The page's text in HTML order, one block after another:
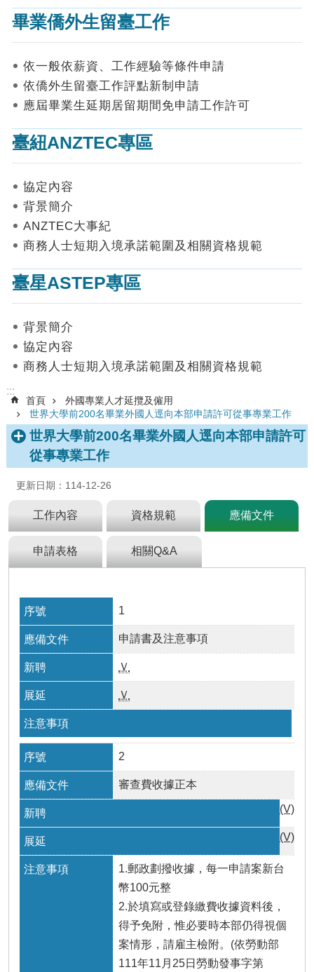
請
進
詢
見
答
統
數
據
首
網
站
覽
絡
我
們
English
權
訊
宣
畢業僑外生留臺工作
依一般依薪資、工作經驗等條件申請
依僑外生留臺工作評點新制申請
應屆畢業生延期居留期間免申請工作許可
臺紐ANZTEC專區
協定內容
背景簡介
ANZTEC大事紀
商務人士短期入境承諾範圍及相關資格規範
臺星ASTEP專區
背景簡介
協定內容
商務人士短期入境承諾範圍及相關資格規範
:::
首頁
外國專業人才延攬及僱用
世界大學前200名畢業外國人逕向本部申請許可從事專業工作
世界大學前200名畢業外國人逕向本部申請許可
從事專業工作
更新日期：114-12-26
工作內容 資格規範 應備文件
申請表格 相關Q&A
1
申請書及注意事項
Ｖ
Ｖ
2
審查費收據正本
(V)
(V)
1.郵政劃撥收據，每一申請案新台
幣100元整
2.於填寫或登錄繳費收據資料後，
得予免附，惟必要時本部仍得視個
案情形，請雇主檢附。(依勞動部
111年11月25日勞動發事字第